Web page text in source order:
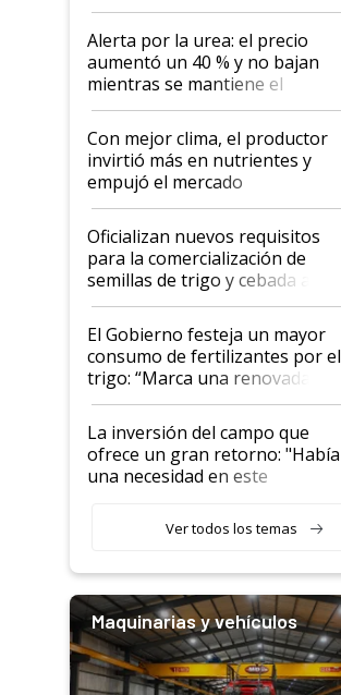
Alerta por la urea: el precio
aumentó un 40 % y no bajan
mientras se mantiene el
conflicto en Medio Oriente
Con mejor clima, el productor
invirtió más en nutrientes y
empujó el mercado
Oficializan nuevos requisitos
para la comercialización de
semillas de trigo y cebada a
granel
El Gobierno festeja un mayor
consumo de fertilizantes por el
trigo: “Marca una renovada
confianza de los productores”
La inversión del campo que
ofrece un gran retorno: "Había
una necesidad en este
Ver todos los temas
Maquinarias y vehículos